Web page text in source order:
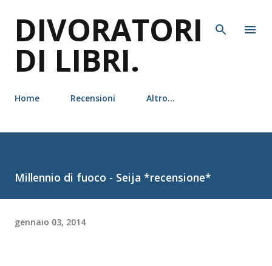
DIVORATORI
DI LIBRI.
Home Recensioni Altro…
Millennio di fuoco - Seija *recensione*
gennaio 03, 2014